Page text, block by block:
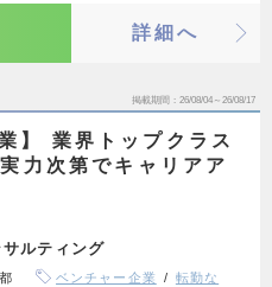
詳細へ
掲載期間 26/08/04～26/08/17
】 業界トップクラス
力次第でキャリアア
ルティング
ベンチャー企業
転勤な